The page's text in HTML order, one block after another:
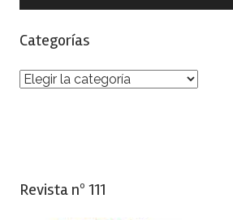
Categorías
Categorías
Revista nº 111